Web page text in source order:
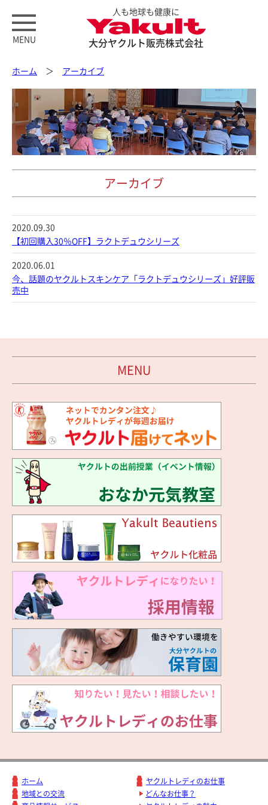
MENU
人も地球も健康に
大分ヤクルト販売株式会社
ホーム ＞ アーカイブ
アーカイブ
2020.09.30
【初回購入30％OFF】ラクトデュウシリーズ
2020.06.01
今、話題のヤクルトスキンケア「ラクトデュウシリーズ」好評販
売中
MENU
ホーム
地域との交流
ヤクルトレディのお仕事
どんなお仕事？